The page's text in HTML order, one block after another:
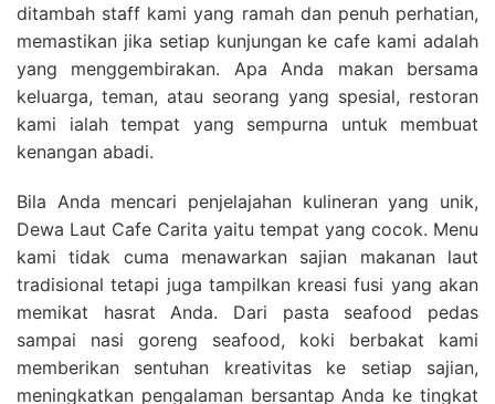
ditambah staff kami yang ramah dan penuh perhatian,
memastikan jika setiap kunjungan ke cafe kami adalah
yang menggembirakan. Apa Anda makan bersama
keluarga, teman, atau seorang yang spesial, restoran
kami ialah tempat yang sempurna untuk membuat
kenangan abadi.
Bila Anda mencari penjelajahan kulineran yang unik,
Dewa Laut Cafe Carita yaitu tempat yang cocok. Menu
kami tidak cuma menawarkan sajian makanan laut
tradisional tetapi juga tampilkan kreasi fusi yang akan
memikat hasrat Anda. Dari pasta seafood pedas
sampai nasi goreng seafood, koki berbakat kami
memberikan sentuhan kreativitas ke setiap sajian,
meningkatkan pengalaman bersantap Anda ke tingkat